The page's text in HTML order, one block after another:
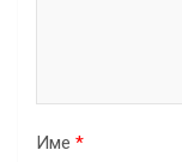
Име *